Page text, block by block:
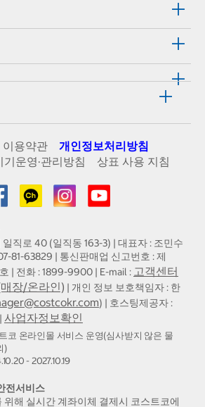
이용약관
개인정보처리방침
운영·관리방침
상표 사용 지침
직로 40 (일직동 163-3) | 대표자 : 조민수
81-63829 | 통신판매업 신고번호 : 제
| 전화 : 1899-9900 | E-mail : 고객센터
장/온라인) | 개인 정보 보호책임자 : 한
) | 호스팅제공자 :
사업자정보확인
코 온라인몰 서비스 운영(심사받지 않은 물
)
- 2027.10.19
전서비스
위해 실시간 계좌이체 결제시 코스트코에